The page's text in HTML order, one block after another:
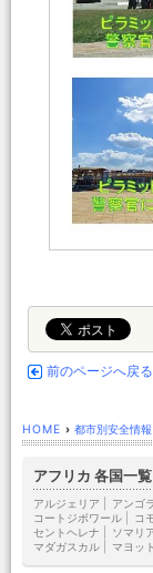
前のページへ戻る
HOME › 都市別安全情報
アフリカ 各国一覧
アルジェリア アンゴラ
コートジボワール
コ
セントヘレナ
ソマリ
マダガスカル
マヨット